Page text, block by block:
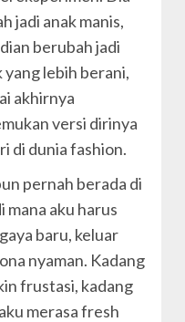
jadi anak manis,
berubah jadi
yang lebih berani,
akhirnya
versi dirinya
di dunia fashion.
pernah berada di
mana aku harus
baru, keluar
nyaman. Kadang
frustasi, kadang
merasa fresh